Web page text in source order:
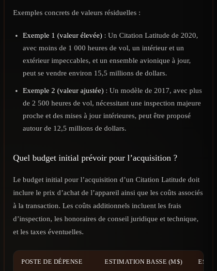
Exemples concrets de valeurs résiduelles :
Exemple 1 (valeur élevée) : Un Citation Latitude de 2020,
avec moins de 1 000 heures de vol, un intérieur et un
extérieur impeccables, et un ensemble avionique à jour,
peut se vendre environ 15,5 millions de dollars.
Exemple 2 (valeur ajustée) : Un modèle de 2017, avec plus
de 2 500 heures de vol, nécessitant une inspection majeure
proche et des mises à jour intérieures, peut être proposé
autour de 12,5 millions de dollars.
Quel budget initial prévoir pour l’acquisition ?
Le budget initial pour l’acquisition d’un Citation Latitude doit
inclure le prix d’achat de l’appareil ainsi que les coûts associés
à la transaction. Les coûts additionnels incluent les frais
d’inspection, les honoraires de conseil juridique et technique,
et les taxes éventuelles.
POSTE DE DÉPENSE ESTIMATION BASSE (M$)